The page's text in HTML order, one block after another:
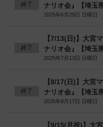
終了
ナリオ会』【埼玉県
2025年6月29日 日曜日
終了
【7/13(日)】大宮
ナリオ会』【埼玉県
2025年7月13日 日曜日
終了
【8/17(日)】大宮
ナリオ会』【埼玉県
2025年8月17日 日曜日
【9/15(月祝)】大